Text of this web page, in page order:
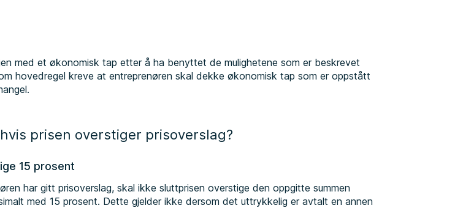
med et økonomisk tap etter å ha benyttet de mulighetene som er beskrevet
hovedregel kreve at entreprenøren skal dekke økonomisk tap som er oppstått
prisen overstiger prisoverslag?
15 prosent
har gitt prisoverslag, skal ikke sluttprisen overstige den oppgitte summen
med 15 prosent. Dette gjelder ikke dersom det uttrykkelig er avtalt en annen